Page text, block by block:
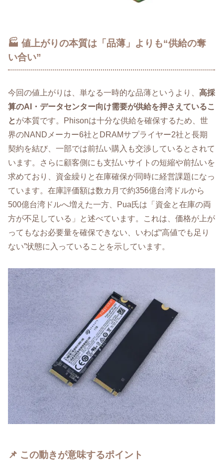
🏭 値上がりの本質は「品薄」よりも“供給の奪
い合い”
今回の値上がりは、単なる一時的な品薄というより、 高採
算のAI・データセンター向け需要が供給を押さえているこ
とが本質です。Phisonは十分な供給を確保するため、世
界のNANDメーカー6社とDRAMサプライヤー2社と長期
契約を結び、一部では前払い購入も交渉しているとされて
います。さらに顧客側にも支払いサイトの短縮や前払いを
求めており、資金繰りと在庫確保が同時に経営課題になっ
ています。在庫評価額は数カ月で約356億台湾ドルから
500億台湾ドルへ増えた一方、Pua氏は「資金と在庫の両
方が不足している」と述べています。これは、価格が上が
ってもなお必要量を確保できない、いわば“高値でも足り
ない”状態に入っていることを示しています。
📌 この動きが意味するポイント